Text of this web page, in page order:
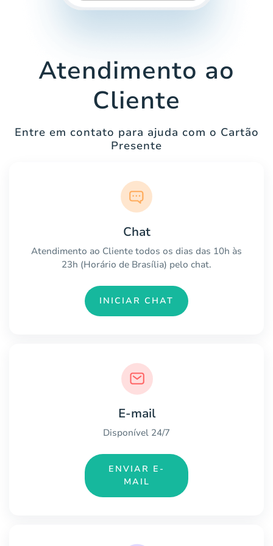
Atendimento ao
Cliente
Entre em contato para ajuda com o Cartão
Presente
Chat
Atendimento ao Cliente todos os dias das 10h às
23h (Horário de Brasília) pelo chat.
INICIAR CHAT
E-mail
Disponível 24/7
ENVIAR E-
MAIL